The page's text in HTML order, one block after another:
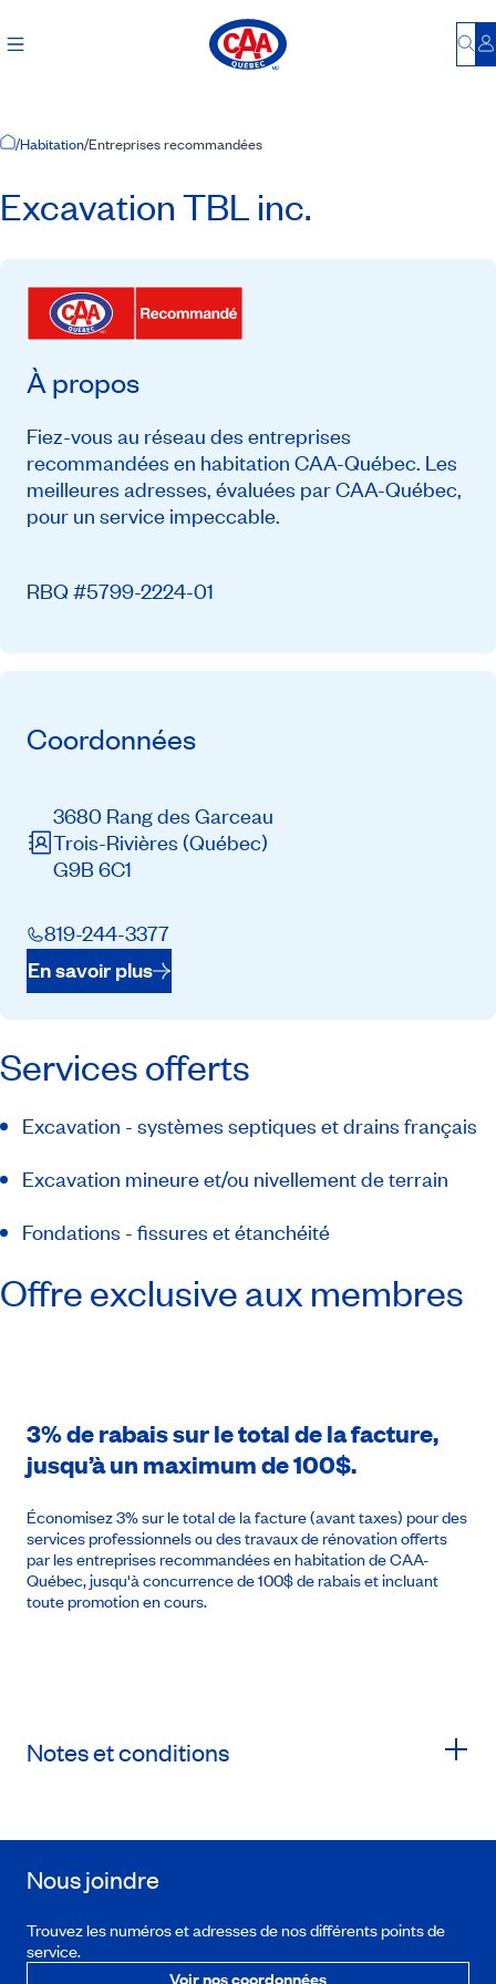
Accueil
/Habitation/Entreprises recommandées
Excavation TBL inc.
À propos
Fiez-vous au réseau des entreprises
recommandées en habitation CAA-Québec. Les
meilleures adresses, évaluées par CAA-Québec,
pour un service impeccable.
RBQ #5799-2224-01
Coordonnées
3680 Rang des Garceau
Trois-Rivières (Québec)
G9B 6C1
819-244-3377
En savoir plus
Services offerts
Excavation - systèmes septiques et drains français
Excavation mineure et/ou nivellement de terrain
Fondations - fissures et étanchéité
Offre exclusive aux membres
3% de rabais sur le total de la facture,
jusqu’à un maximum de 100$.
Économisez 3% sur le total de la facture (avant taxes) pour des
services professionnels ou des travaux de rénovation offerts
par les entreprises recommandées en habitation de CAA-
Québec, jusqu'à concurrence de 100$ de rabais et incluant
toute promotion en cours.
Notes et conditions
Nous joindre
Trouvez les numéros et adresses de nos différents points de
service.
Voir nos coordonnées